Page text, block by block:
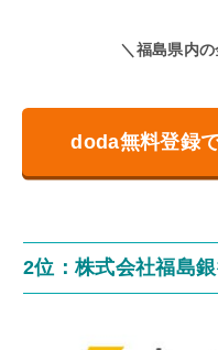
＼福島県内
doda無料登録
2位：株式会社福島